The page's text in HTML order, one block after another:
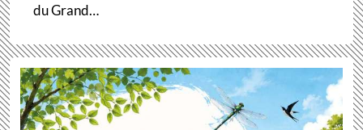
du Grand…